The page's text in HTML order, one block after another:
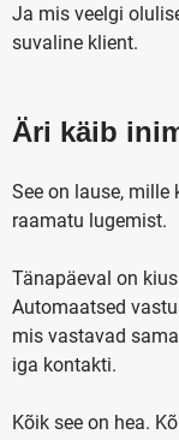
Ja mis veelgi
suvaline klient.
Äri käib
See on lause,
raamatu lugemist.
Tänapäeval on
Automaatsed
mis vastavad
iga kontakti.
Kõik see on hea.